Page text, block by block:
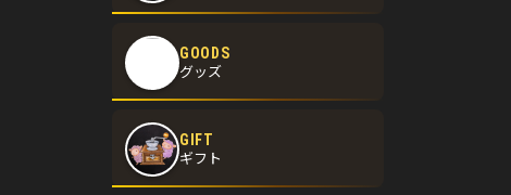
GOODS
グッズ
GIFT
ギフト